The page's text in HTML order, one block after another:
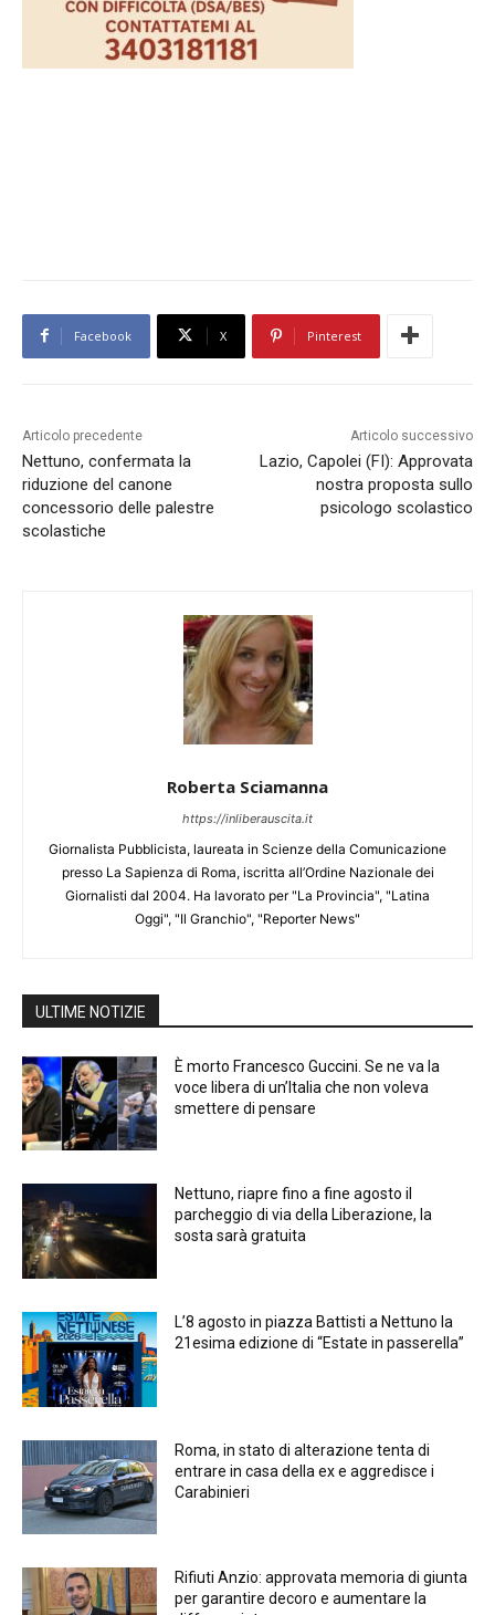
Facebook X Pinterest
Articolo precedente
Nettuno, confermata la
riduzione del canone
concessorio delle palestre
scolastiche
Articolo successivo
Lazio, Capolei (FI): Approvata
nostra proposta sullo
psicologo scolastico
Roberta Sciamanna
https://inliberauscita.it
Giornalista Pubblicista, laureata in Scienze della Comunicazione
presso La Sapienza di Roma, iscritta all’Ordine Nazionale dei
Giornalisti dal 2004. Ha lavorato per "La Provincia", "Latina
Oggi", "Il Granchio", "Reporter News"
ULTIME NOTIZIE
È morto Francesco Guccini. Se ne va la
voce libera di un’Italia che non voleva
smettere di pensare
Nettuno, riapre fino a fine agosto il
parcheggio di via della Liberazione, la
sosta sarà gratuita
L’8 agosto in piazza Battisti a Nettuno la
21esima edizione di “Estate in passerella”
Roma, in stato di alterazione tenta di
entrare in casa della ex e aggredisce i
Carabinieri
Rifiuti Anzio: approvata memoria di giunta
per garantire decoro e aumentare la